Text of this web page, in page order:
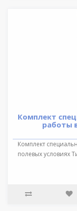
Комплект
работы
Комплект
полевых условиях